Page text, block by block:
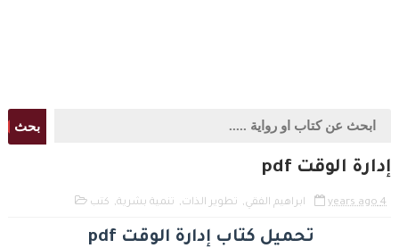
بحث
إدارة الوقت pdf
4 years ago ابراهيم الفقي, تطوير الذات, تنمية بشرية, كتب
تحميل كتاب إدارة الوقت pdf